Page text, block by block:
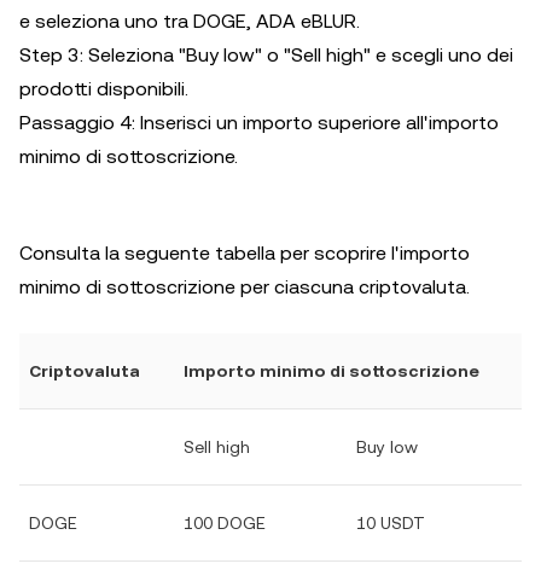
e seleziona uno tra DOGE, ADA eBLUR.
Step 3: Seleziona "Buy low" o "Sell high" e scegli uno dei
prodotti disponibili.
Passaggio 4: Inserisci un importo superiore all'importo
minimo di sottoscrizione.
Consulta la seguente tabella per scoprire l'importo
minimo di sottoscrizione per ciascuna criptovaluta.
Criptovaluta Importo minimo di sottoscrizione
Sell high Buy low
DOGE 100 DOGE 10 USDT